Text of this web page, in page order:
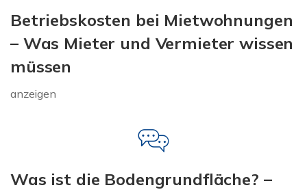
Betriebskosten bei Mietwohnungen
– Was Mieter und Vermieter wissen
müssen
anzeigen
Was ist die Bodengrundfläche? –